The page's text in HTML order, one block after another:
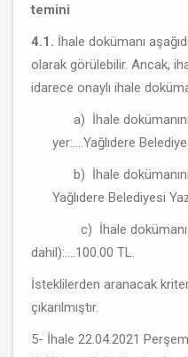
temini
4.1. İhale dokümanı
olarak görülebilir. Ancak,
idarece onaylı ihale
a) İhale
yer:....Yağlıdere
b) İhale
Yağlıdere Belediyesi
c) İhale dokümanı
dahil):....100.00 TL.
İsteklilerden aranacak
çıkarılmıştır.
5- İhale 22.04.2021